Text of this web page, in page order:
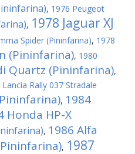
, 1976 Peugeot
, 1978 Jaguar XJ
Spider (Pininfarina), 1978
(Pininfarina), 1980
Quartz (Pininfarina),
Lancia Rally 037 Stradale
, 1984
Honda HP-X
, 1986 Alfa
, 1987